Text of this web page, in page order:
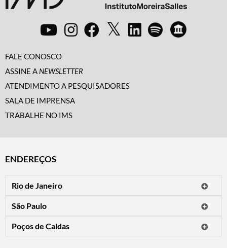
FALE CONOSCO
ASSINE A NEWSLETTER
ATENDIMENTO A PESQUISADORES
SALA DE IMPRENSA
TRABALHE NO IMS
ENDEREÇOS
Rio de Janeiro
Horário de visitação: a programação do IMS no Rio de Janeiro será
apresentada em instituições culturais parceiras.
São Paulo
CEP 01310-300 - São Paulo/SP
Poços de Caldas